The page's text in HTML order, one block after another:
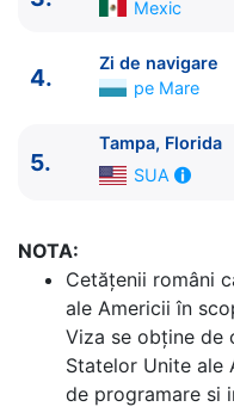
ITINERARIU
Ziua | Portul | Sosire -
1. Tampa, Florida
Zi de navigare pe
Cozumel Mexic
Zi de navigare pe
Tampa, Florida
Mexic
4.
Zi de navigare
pe Mare
5.
Tampa, Florida
SUA
NOTA:
Cetăţenii români
ale Americii în
Viza se obține de
Statelor Unite ale
de programare si